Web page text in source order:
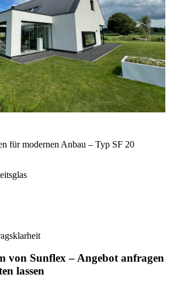
für modernen Anbau – Typ SF 20
von Sunflex – Angebot anfragen
lassen